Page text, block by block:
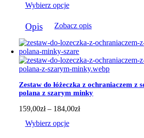
do
Wybierz opcje
produkt
ma
wiele
wariantów.
Opcje
można
wybrać
na
stronie
produktu
Opis Zobacz opis
Zestaw do łóżeczka z ochraniaczem z
polana z szarym minky
159,00zł – 184,00złZakres
Wybierz opcje